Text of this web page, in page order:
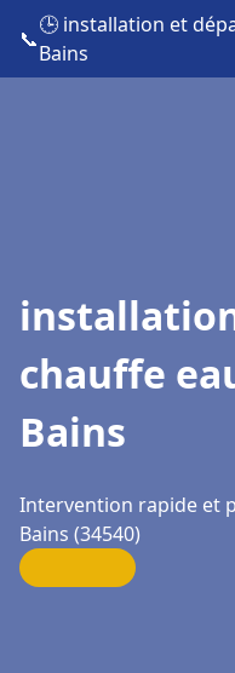
📞
🕒 installation et
Bains
chauffe
Bains
Intervention rapide et
Bains (34540)